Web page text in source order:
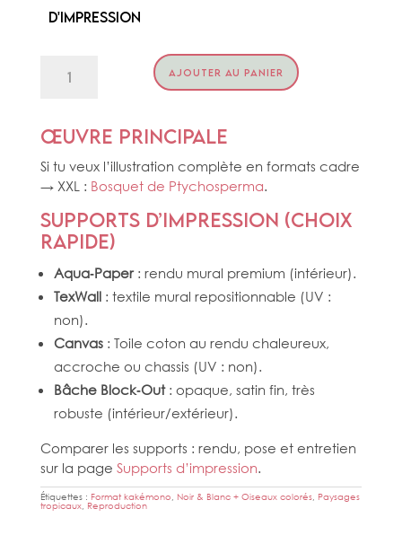
d'impression
AJOUTER AU PANIER
Œuvre principale
Si tu veux l’illustration complète en formats cadre
→ XXL : Bosquet de Ptychosperma.
Supports d’impression (choix
rapide)
Aqua‑Paper: rendu mural premium (intérieur).
TexWall: textile mural repositionnable (UV :
non).
Canvas: Toile coton au rendu chaleureux,
accroche ou chassis (UV : non).
Bâche Block‑Out: opaque, satin fin, très
robuste (intérieur/extérieur).
Comparer les supports : rendu, pose et entretien
sur la page Supports d’impression.
Étiquettes : Format kakémono, Noir & Blanc + Oiseaux colorés, Paysages
tropicaux, Reproduction